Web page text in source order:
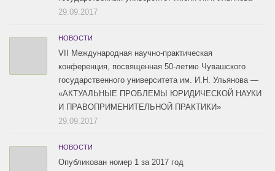
29.09.2017
НОВОСТИ
VII Международная научно-практическая
конференция, посвященная 50-летию Чувашского
государственного университета им. И.Н. Ульянова —
«АКТУАЛЬНЫЕ ПРОБЛЕМЫ ЮРИДИЧЕСКОЙ НАУКИ
И ПРАВОПРИМЕНИТЕЛЬНОЙ ПРАКТИКИ»
29.09.2017
НОВОСТИ
Опубликован номер 1 за 2017 год